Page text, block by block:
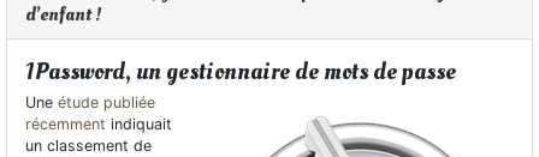
d’enfant !
1Password, un gestionnaire de mots de passe
Une étude publiée
récemment indiquait
un classement de